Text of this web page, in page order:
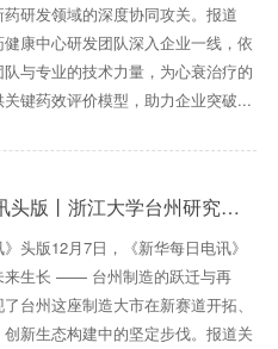
研发领域的深度协同攻关。报道
康中心研发团队深入企业一线，依
与专业的技术力量，为心衰治疗的
键药效评价模型，助力企业突破...
大学台州研究院：以 “需求导向” 赋能产业升级
》头版12月7日，《新华每日电讯》
来生长 —— 台州制造的跃迁与再
台州这座制造大市在新赛道开拓、
新生态构建中的坚定步伐。报道关